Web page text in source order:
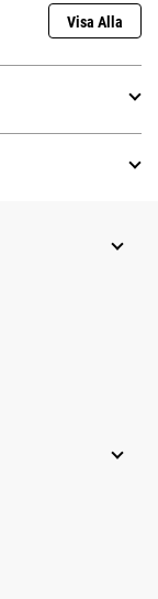
Visa Alla